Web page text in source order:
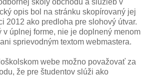
školy obchodu a služieb v
opis bol na stránku skopírovaný jej
2012 ako predloha pre slohový útvar.
v úplnej forme, nie je doplnený menom
sprievodným textom webmastera.
webe možno považovať za
že pre študentov slúži ako